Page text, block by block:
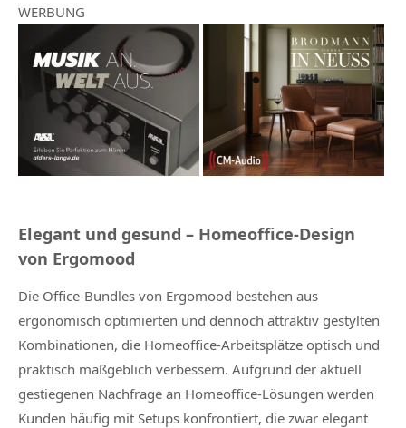
WERBUNG
Elegant und gesund – Homeoffice-Design
von Ergomood
Die Office-Bundles von Ergomood bestehen aus
ergonomisch optimierten und dennoch attraktiv gestylten
Kombinationen, die Homeoffice-Arbeitsplätze optisch und
praktisch maßgeblich verbessern. Aufgrund der aktuell
gestiegenen Nachfrage an Homeoffice-Lösungen werden
Kunden häufig mit Setups konfrontiert, die zwar elegant